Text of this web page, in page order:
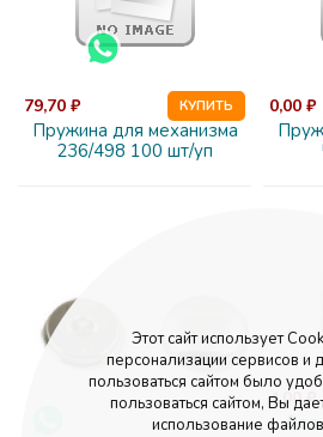
Этот сайт использует
персонализации сервисов и
пользоваться сайтом было
пользоваться сайтом, Вы
использование
79,70 ₽ КУПИТЬ
Пружина для механизма
236/498 100 шт/уп
0,00 ₽
4,00 ₽